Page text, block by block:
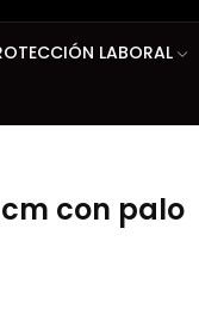
LABORAL
con palo